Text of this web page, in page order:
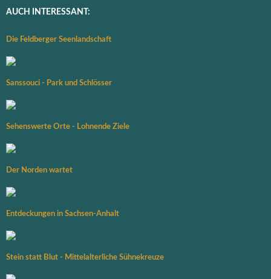
AUCH INTERESSANT:
Die Feldberger Seenlandschaft
Sanssouci - Park und Schlösser
Sehenswerte Orte - Lohnende Ziele
Der Norden wartet
Entdeckungen in Sachsen-Anhalt
Stein statt Blut - Mittelalterliche Sühnekreuze